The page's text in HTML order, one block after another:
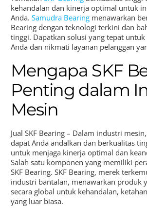
kehandalan dan kinerja optimal untuk
Anda.Samudra Bearing menawarkan
Bearing dengan teknologi terkini dan
tinggi. Dapatkan solusi yang tepat
Anda dan nikmati layanan pelanggan
Mengapa SKF
Penting dalam
Mesin
Jual SKF Bearing – Dalam industri
dapat Anda andalkan dan berkualitas
untuk menjaga kinerja optimal dan
Salah satu komponen yang memiliki
SKF Bearing. SKF Bearing, merek
industri bantalan, menawarkan produk
secara global untuk kehandalan,
yang luar biasa.